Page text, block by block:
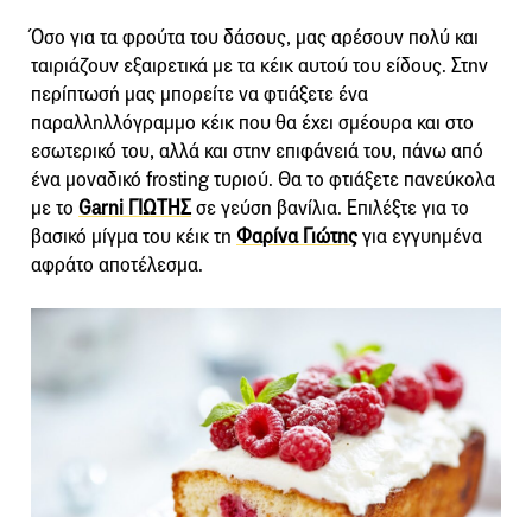
Όσο για τα φρούτα του δάσους, μας αρέσουν πολύ και
ταιριάζουν εξαιρετικά με τα κέικ αυτού του είδους. Στην
περίπτωσή μας μπορείτε να φτιάξετε ένα
παραλληλλόγραμμο κέικ που θα έχει σμέουρα και στο
εσωτερικό του, αλλά και στην επιφάνειά του, πάνω από
ένα μοναδικό frosting τυριού. Θα το φτιάξετε πανεύκολα
με το Garni ΓΙΩΤΗΣσε γεύση βανίλια. Επιλέξτε για το
βασικό μίγμα του κέικ τη Φαρίνα Γιώτηςγια εγγυημένα
αφράτο αποτέλεσμα.